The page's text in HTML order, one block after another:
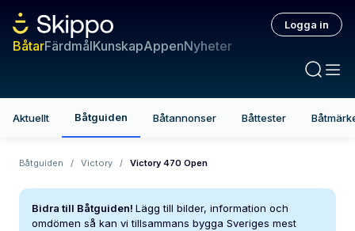
BåtarFärdmålKunskapAppenNyheter
Logga in
Aktuellt Båtguiden Båtannonser Båttester
Båtguiden / Victory / Victory 470 Open
Bidra till Båtguiden! Lägg till bilder, information och
omdömen så kan vi tillsammans bygga Sveriges mest